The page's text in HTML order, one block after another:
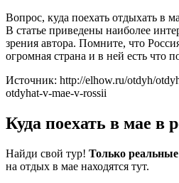
Вопрос, куда поехать отдыхать в
В статье приведены наиболее
зрения автора. Помните, что
огромная страна и в ней есть что
Источник: http://elhow.ru/otdyh/
otdyhat-v-mae-v-rossii
Куда поехать в мае в
Найди свой тур! Только
на отдых в мае находятся тут.